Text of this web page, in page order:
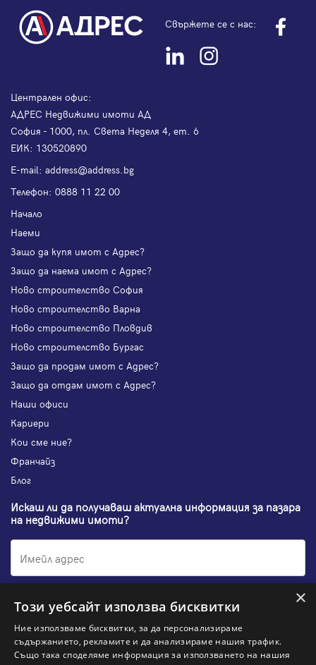
Свържете се с нас:
Централен офис:
АДРЕС Недвижими имоти АД
София - 1000, пл. Света Неделя 4, ет. 6
ЕИК: 130520890
Е-mail: address@address.bg
Телефон: 0888 11 22 00
Начало
Наеми
Защо да купя имот с Адрес?
Защо да наема имот с Адрес?
Ново строителство София
Ново строителство Варна
Ново строителство Пловдив
Ново строителство Бургас
Защо да продам имот с Адрес?
Защо да отдам имот с Адрес?
Наши офиси
Кариери
Кои сме ние?
Франчайз
Блог
Искаш ли да получаваш актуална информация за пазара
на недвижими имоти?
Абонирам се
НАЙ-ПОПУЛЯРНИ ТЪРСЕНИЯ:
×
Този уебсайт използва бисквитки
Ние използваме бисквитки, за да персонализираме
съдържанието, рекламите и да анализираме нашия трафик.
Също така споделяме информация за използването на нашия